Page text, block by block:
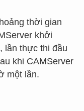
thời gian
khởi
lần thực thi đầu
khi CAMServer
một lần.